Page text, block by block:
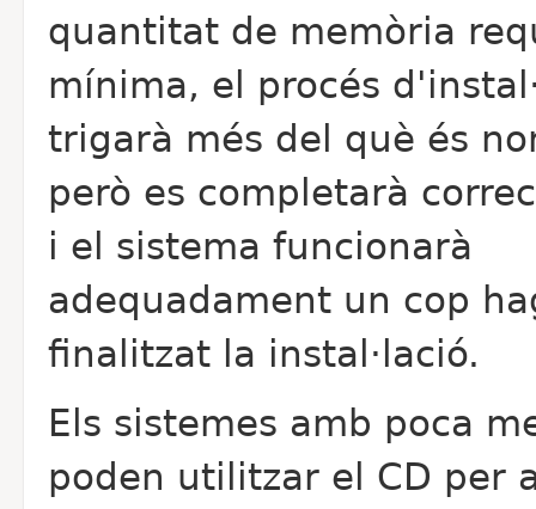
quantitat de memòria
mínima, el procés
trigarà més del què és
però es completarà
i el sistema funcionarà
adequadament un cop
finalitzat la instal·lació.
Els sistemes amb poca
poden utilitzar el CD per